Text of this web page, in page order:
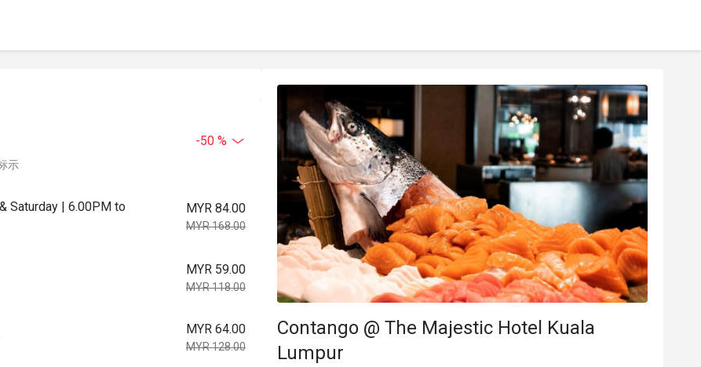
-50 %
示
Saturday | 6.00PM to
MYR 84.00
MYR 168.00
MYR 59.00
MYR 118.00
MYR 64.00
MYR 128.00
Contango @ The Majestic Hotel Kuala
Lumpur